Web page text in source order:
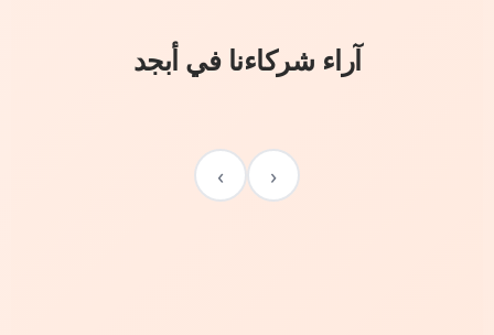
آراء شركاءنا في أبجد
‹
›